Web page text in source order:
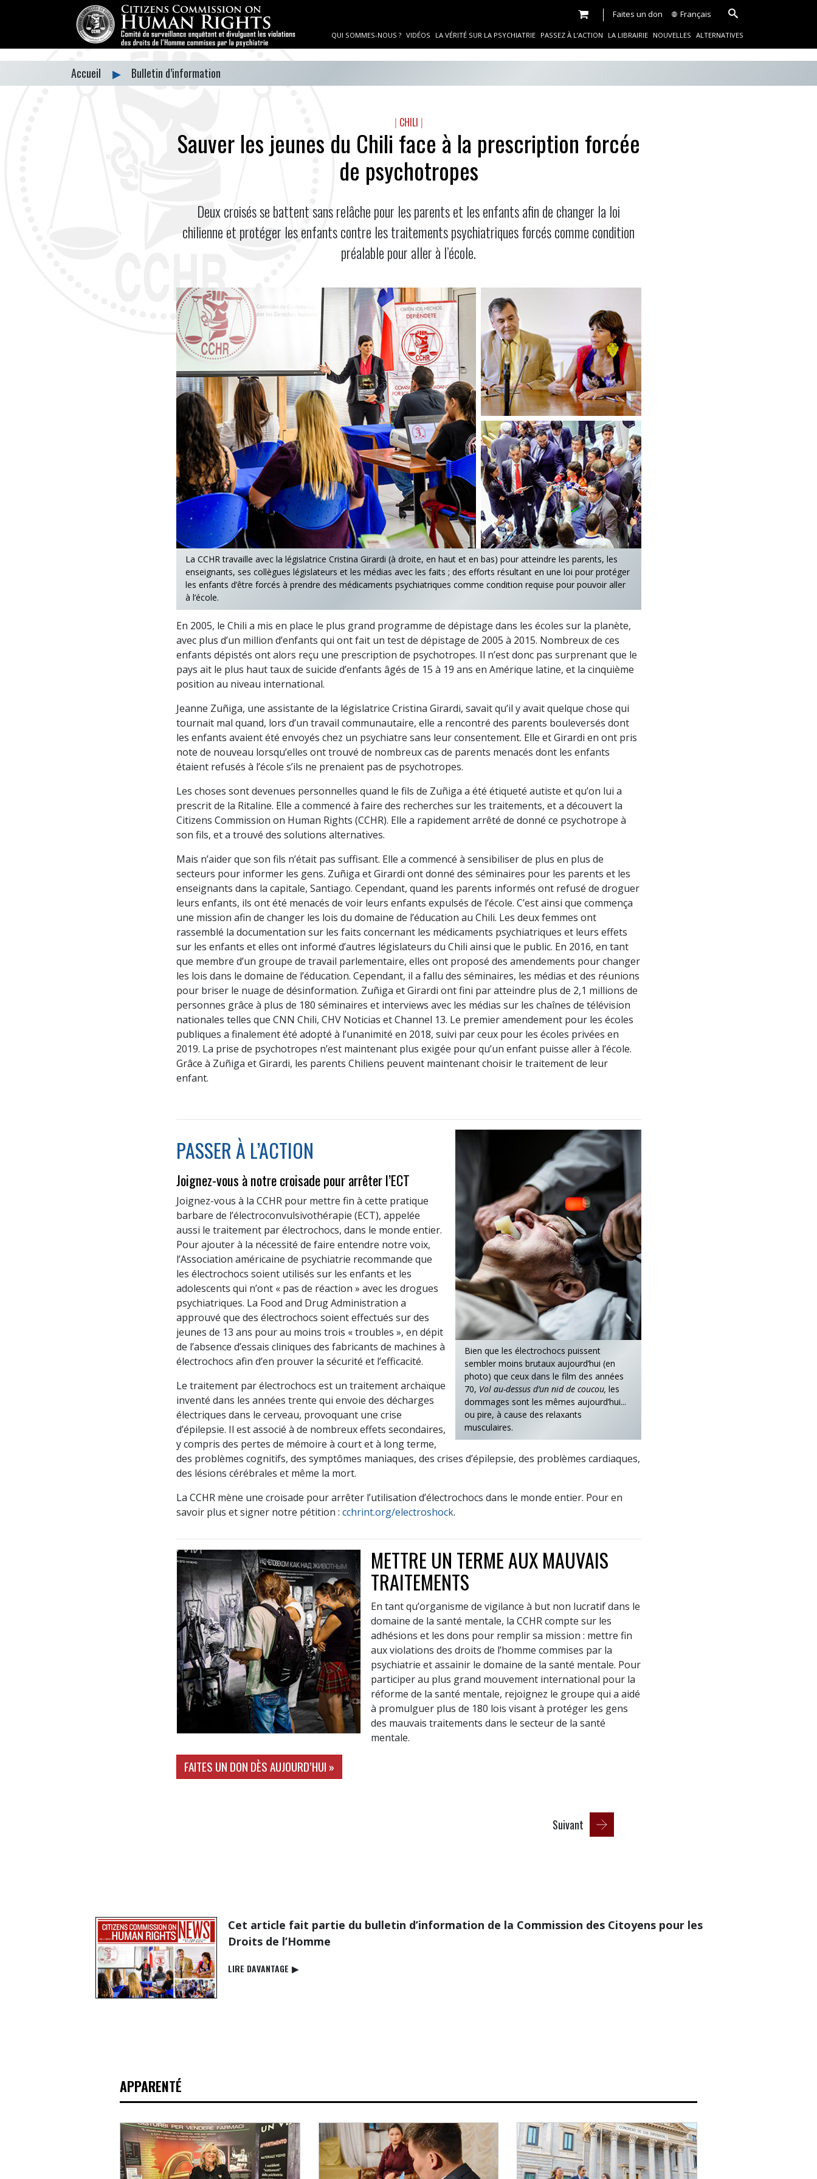
Faites un don Français
QUI SOMMES-NOUS ? VIDÉOS LA VÉRITÉ SUR LA PSYCHIATRIE PASSEZ À L’ACTION LA LIBRAIRIE NOUVELLES ALTERNATIVES
Accueil ▶ Bulletin d’information
| CHILI |
Sauver les jeunes du Chili face à la prescription forcée
de psychotropes
Deux croisés se battent sans relâche pour les parents et les enfants afin de changer la loi
chilienne et protéger les enfants contre les traitements psychiatriques forcés comme condition
préalable pour aller à l’école.
La CCHR travaille avec la législatrice Cristina Girardi (à droite, en haut et en bas) pour atteindre les parents, les
enseignants, ses collègues législateurs et les médias avec les faits ; des efforts résultant en une loi pour protéger
les enfants d’être forcés à prendre des médicaments psychiatriques comme condition requise pour pouvoir aller
à l’école.
En 2005, le Chili a mis en place le plus grand programme de dépistage dans les écoles sur la planète,
avec plus d’un million d’enfants qui ont fait un test de dépistage de 2005 à 2015. Nombreux de ces
enfants dépistés ont alors reçu une prescription de psychotropes. Il n’est donc pas surprenant que le
pays ait le plus haut taux de suicide d’enfants âgés de 15 à 19 ans en Amérique latine, et la cinquième
position au niveau international.
Jeanne Zuñiga, une assistante de la législatrice Cristina Girardi, savait qu’il y avait quelque chose qui
tournait mal quand, lors d’un travail communautaire, elle a rencontré des parents bouleversés dont
les enfants avaient été envoyés chez un psychiatre sans leur consentement. Elle et Girardi en ont pris
note de nouveau lorsqu’elles ont trouvé de nombreux cas de parents menacés dont les enfants
étaient refusés à l’école s’ils ne prenaient pas de psychotropes.
Les choses sont devenues personnelles quand le fils de Zuñiga a été étiqueté autiste et qu’on lui a
prescrit de la Ritaline. Elle a commencé à faire des recherches sur les traitements, et a découvert la
Citizens Commission on Human Rights (CCHR). Elle a rapidement arrêté de donné ce psychotrope à
son fils, et a trouvé des solutions alternatives.
Mais n’aider que son fils n’était pas suffisant. Elle a commencé à sensibiliser de plus en plus de
secteurs pour informer les gens. Zuñiga et Girardi ont donné des séminaires pour les parents et les
enseignants dans la capitale, Santiago. Cependant, quand les parents informés ont refusé de droguer
leurs enfants, ils ont été menacés de voir leurs enfants expulsés de l’école. C’est ainsi que commença
une mission afin de changer les lois du domaine de l’éducation au Chili. Les deux femmes ont
rassemblé la documentation sur les faits concernant les médicaments psychiatriques et leurs effets
sur les enfants et elles ont informé d’autres législateurs du Chili ainsi que le public. En 2016, en tant
que membre d’un groupe de travail parlementaire, elles ont proposé des amendements pour changer
les lois dans le domaine de l’éducation. Cependant, il a fallu des séminaires, les médias et des réunions
pour briser le nuage de désinformation. Zuñiga et Girardi ont fini par atteindre plus de 2,1 millions de
personnes grâce à plus de 180 séminaires et interviews avec les médias sur les chaînes de télévision
nationales telles que CNN Chili, CHV Noticias et Channel 13. Le premier amendement pour les écoles
publiques a finalement été adopté à l’unanimité en 2018, suivi par ceux pour les écoles privées en
2019. La prise de psychotropes n’est maintenant plus exigée pour qu’un enfant puisse aller à l’école.
Grâce à Zuñiga et Girardi, les parents Chiliens peuvent maintenant choisir le traitement de leur
enfant.
Bien que les électrochocs puissent
sembler moins brutaux aujourd’hui (en
photo) que ceux dans le film des années
70, Vol au-dessus d’un nid de coucou, les
dommages sont les mêmes aujourd’hui...
ou pire, à cause des relaxants
musculaires.
PASSER À L’ACTION
Joignez-vous à notre croisade pour arrêter l’ECT
Joignez-vous à la CCHR pour mettre fin à cette pratique
barbare de l’électroconvulsivothérapie (ECT), appelée
aussi le traitement par électrochocs, dans le monde entier.
Pour ajouter à la nécessité de faire entendre notre voix,
l’Association américaine de psychiatrie recommande que
les électrochocs soient utilisés sur les enfants et les
adolescents qui n’ont « pas de réaction » avec les drogues
psychiatriques. La Food and Drug Administration a
approuvé que des électrochocs soient effectués sur des
jeunes de 13 ans pour au moins trois « troubles », en dépit
de l’absence d’essais cliniques des fabricants de machines à
électrochocs afin d’en prouver la sécurité et l’efficacité.
Le traitement par électrochocs est un traitement archaïque
inventé dans les années trente qui envoie des décharges
électriques dans le cerveau, provoquant une crise
d’épilepsie. Il est associé à de nombreux effets secondaires,
y compris des pertes de mémoire à court et à long terme,
des problèmes cognitifs, des symptômes maniaques, des crises d’épilepsie, des problèmes cardiaques,
des lésions cérébrales et même la mort.
La CCHR mène une croisade pour arrêter l’utilisation d’électrochocs dans le monde entier. Pour en
savoir plus et signer notre pétition : cchrint.org/electroshock.
METTRE UN TERME AUX MAUVAIS
TRAITEMENTS
En tant qu’organisme de vigilance à but non lucratif dans le
domaine de la santé mentale, la CCHR compte sur les
adhésions et les dons pour remplir sa mission : mettre fin
aux violations des droits de l’homme commises par la
psychiatrie et assainir le domaine de la santé mentale. Pour
participer au plus grand mouvement international pour la
réforme de la santé mentale, rejoignez le groupe qui a aidé
à promulguer plus de 180 lois visant à protéger les gens
des mauvais traitements dans le secteur de la santé
mentale.
FAITES UN DON DÈS AUJOURD’HUI »
Suivant
Cet article fait partie du bulletin d’information de la Commission des Citoyens pour les
Droits de l’Homme
LIRE DAVANTAGE ▶
APPARENTÉ